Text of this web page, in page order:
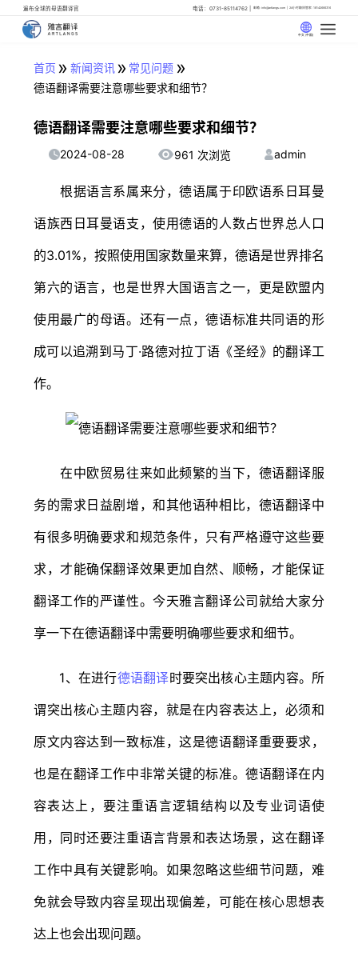
遍布全球的母语翻译官 电话：0731-85114762 邮箱: info@artlangs.com 24小时翻译管家: 18142666316
中文 (中国)
首页 » 新闻资讯» 常见问题 »
德语翻译需要注意哪些要求和细节？
德语翻译需要注意哪些要求和细节？
2024-08-28 961 次浏览 admin
根据语言系属来分，德语属于印欧语系日耳曼
语族西日耳曼语支，使用德语的人数占世界总人口
的3.01%，按照使用国家数量来算，德语是世界排名
第六的语言，也是世界大国语言之一，更是欧盟内
使用最广的母语。还有一点，德语标准共同语的形
成可以追溯到马丁·路德对拉丁语《圣经》的翻译工
作。
在中欧贸易往来如此频繁的当下，德语翻译服
务的需求日益剧增，和其他语种相比，德语翻译中
有很多明确要求和规范条件，只有严格遵守这些要
求，才能确保翻译效果更加自然、顺畅，才能保证
翻译工作的严谨性。今天雅言翻译公司就给大家分
享一下在德语翻译中需要明确哪些要求和细节。
1、在进行德语翻译时要突出核心主题内容。所
谓突出核心主题内容，就是在内容表达上，必须和
原文内容达到一致标准，这是德语翻译重要要求，
也是在翻译工作中非常关键的标准。德语翻译在内
容表达上，要注重语言逻辑结构以及专业词语使
用，同时还要注重语言背景和表达场景，这在翻译
工作中具有关键影响。如果忽略这些细节问题，难
免就会导致内容呈现出现偏差，可能在核心思想表
达上也会出现问题。